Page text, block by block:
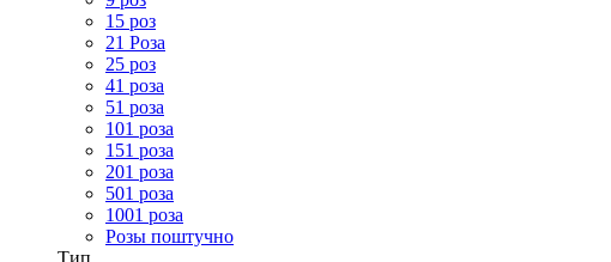
15 роз
21 Роза
25 роз
41 роза
51 роза
101 роза
151 роза
201 роза
501 роза
1001 роза
Розы поштучно